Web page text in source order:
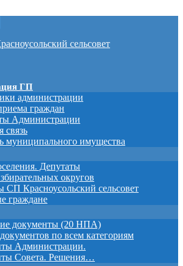
сельсовет
ГП
администрации
граждан
Администрации
связь
муниципального имущества
Депутаты
округов
СП Красноусольский сельсовет
граждане
документы (20 НПА)
по всем категориям
Администрации.
Совета. Решения…